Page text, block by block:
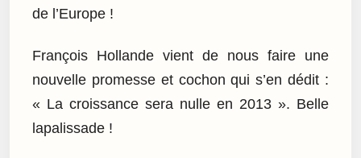
de l’Europe !
François Hollande vient de nous faire une
nouvelle promesse et cochon qui s’en dédit :
« La croissance sera nulle en 2013 ». Belle
lapalissade !